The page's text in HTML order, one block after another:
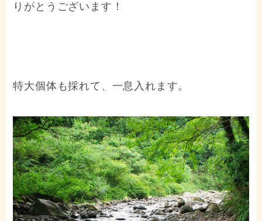
りがとうございます！
特大個体も採れて、一息入れます。